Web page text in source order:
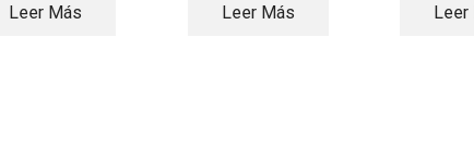
Leer Más Leer Más Leer